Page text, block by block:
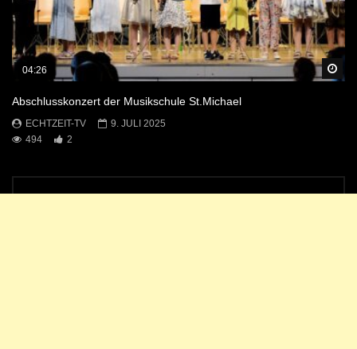
04:26
Abschlusskonzert der Musikschule St.Michael
ECHTZEIT-TV
9. JULI 2025
494
2